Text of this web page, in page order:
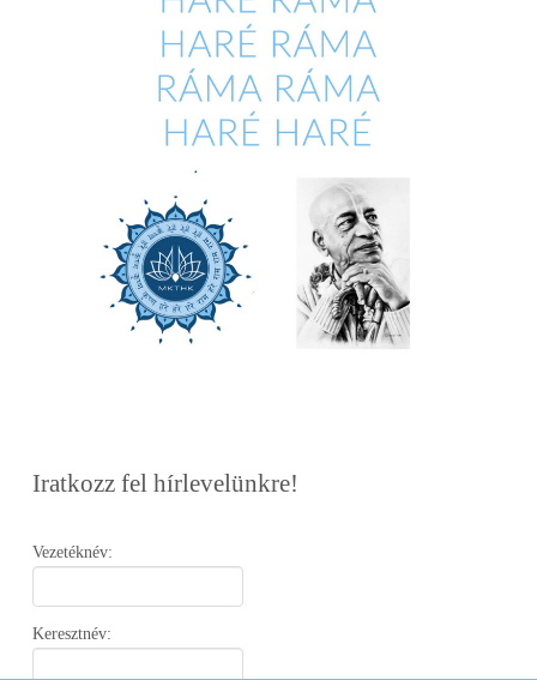
Iratkozz fel hírlevelünkre!
Vezetéknév:
Keresztnév: